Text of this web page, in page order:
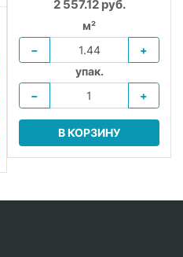
2 557.12 руб.
м²
−
+
упак.
−
+
В КОРЗИНУ